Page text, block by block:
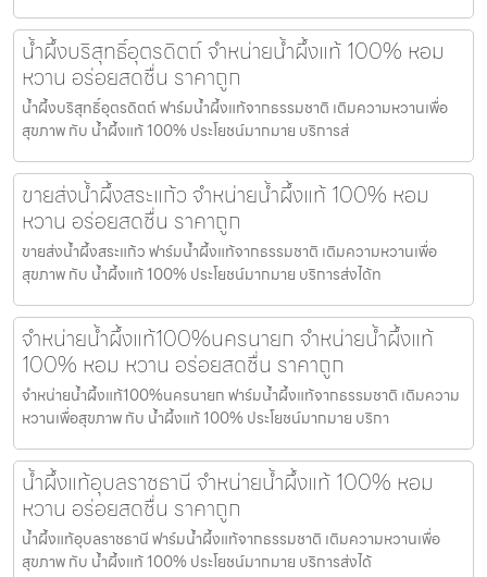
น้ำผึ้งบริสุทธิ์อุตรดิตถ์ จำหน่ายน้ำผึ้งแท้ 100% หอม
หวาน อร่อยสดชื่น ราคาถูก
น้ำผึ้งบริสุทธิ์อุตรดิตถ์ ฟาร์มน้ำผึ้งแท้จากธรรมชาติ เติมความหวานเพื่อ
สุขภาพ กับ น้ำผึ้งแท้ 100% ประโยชน์มากมาย บริการส่
ขายส่งน้ำผึ้งสระแก้ว จำหน่ายน้ำผึ้งแท้ 100% หอม
หวาน อร่อยสดชื่น ราคาถูก
ขายส่งน้ำผึ้งสระแก้ว ฟาร์มน้ำผึ้งแท้จากธรรมชาติ เติมความหวานเพื่อ
สุขภาพ กับ น้ำผึ้งแท้ 100% ประโยชน์มากมาย บริการส่งได้ท
จำหน่ายน้ำผึ้งแท้100%นครนายก จำหน่ายน้ำผึ้งแท้
100% หอม หวาน อร่อยสดชื่น ราคาถูก
จำหน่ายน้ำผึ้งแท้100%นครนายก ฟาร์มน้ำผึ้งแท้จากธรรมชาติ เติมความ
หวานเพื่อสุขภาพ กับ น้ำผึ้งแท้ 100% ประโยชน์มากมาย บริกา
น้ำผึ้งแท้อุบลราชธานี จำหน่ายน้ำผึ้งแท้ 100% หอม
หวาน อร่อยสดชื่น ราคาถูก
น้ำผึ้งแท้อุบลราชธานี ฟาร์มน้ำผึ้งแท้จากธรรมชาติ เติมความหวานเพื่อ
สุขภาพ กับ น้ำผึ้งแท้ 100% ประโยชน์มากมาย บริการส่งได้